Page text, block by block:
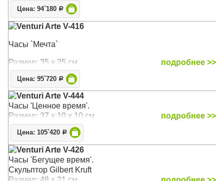
Цена: 94`180 Р
Venturi Arte V-416
Часы `Мечта`
Размер: 35 х 25 см подробнее >>
Цена: 95`720 Р
Venturi Arte V-444
Часы 'Ценное время'.
Размер: 37 х 10 х 10 см
подробнее >>
Цена: 105`420 Р
Venturi Arte V-426
Часы 'Бегущее время'.
Скульптор Gilbert Kruft